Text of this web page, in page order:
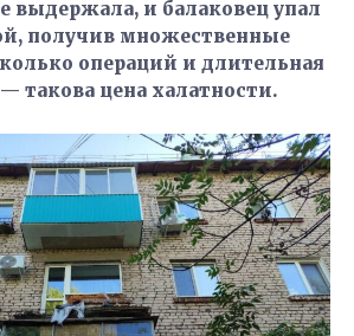
выдержала, и балаковец упал
получив множественные
операций и длительная
такова цена халатности.